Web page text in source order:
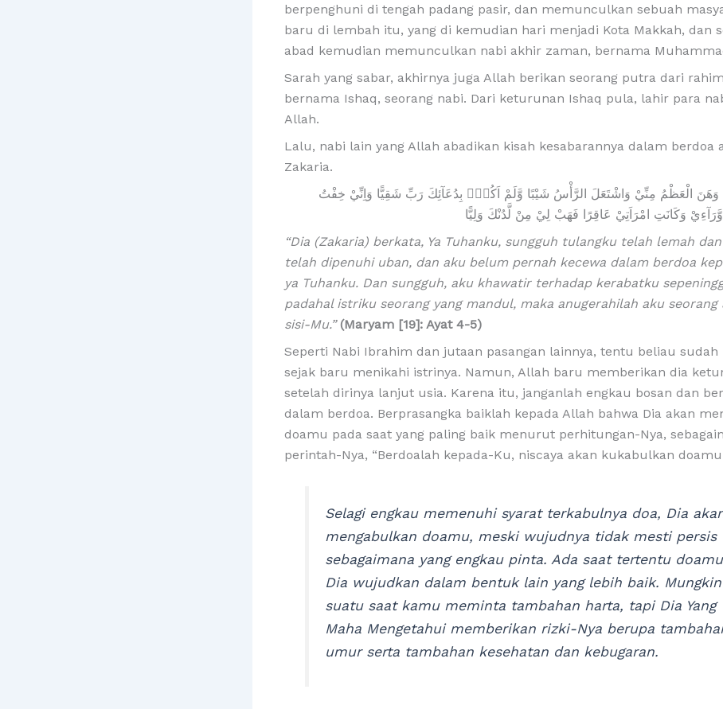
berpenghuni di tengah padang pasir, dan memunculkan sebuah
baru di lembah itu, yang di kemudian hari menjadi Kota Makkah, dan
abad kemudian memunculkan nabi akhir zaman, bernama
Sarah yang sabar, akhirnya juga Allah berikan seorang putra dari
bernama Ishaq, seorang nabi. Dari keturunan Ishaq pula, lahir para
Allah.
Lalu, nabi lain yang Allah abadikan kisah kesabarannya dalam berdoa
Zakaria.
وَهَنَ الْعَظْمُ مِنِّيْ وَاشْتَعَلَ الرَّأْسُ شَيْبًا وَّلَمْ اَكُنْۢ بِدُعَآئِكَ رَبِّ شَقِيًّا وَاِنِّيْ خِفْتُ
وَكَانَتِ امْرَاَتِيْ عَاقِرًا فَهَبْ لِيْ مِنْ لَّدُنْكَ وَلِيًّا
“Dia (Zakaria) berkata, Ya Tuhanku, sungguh tulangku telah lemah
telah dipenuhi uban, dan aku belum pernah kecewa dalam berdoa
ya Tuhanku. Dan sungguh, aku khawatir terhadap kerabatku
padahal istriku seorang yang mandul, maka anugerahilah aku seorang
sisi-Mu.” (Maryam [19]: Ayat 4-5)
Seperti Nabi Ibrahim dan jutaan pasangan lainnya, tentu beliau sudah
sejak baru menikahi istrinya. Namun, Allah baru memberikan dia
setelah dirinya lanjut usia. Karena itu, janganlah engkau bosan dan
dalam berdoa. Berprasangka baiklah kepada Allah bahwa Dia akan
doamu pada saat yang paling baik menurut perhitungan-Nya,
perintah-Nya, “Berdoalah kepada-Ku, niscaya akan kukabulkan
Selagi engkau memenuhi syarat terkabulnya doa, Dia
mengabulkan doamu, meski wujudnya tidak mesti persis
sebagaimana yang engkau pinta. Ada saat tertentu doamu
Dia wujudkan dalam bentuk lain yang lebih baik. Mungkin
suatu saat kamu meminta tambahan harta, tapi Dia Yang
Maha Mengetahui memberikan rizki-Nya berupa
umur serta tambahan kesehatan dan kebugaran.